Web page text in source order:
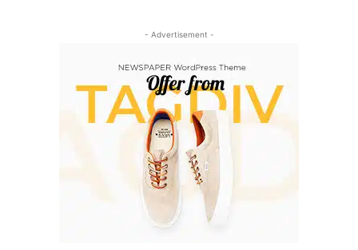
- Advertisement -